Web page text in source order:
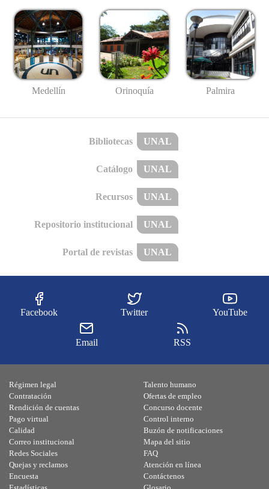
Medellín Orinoquía Palmira
Bibliotecas UNAL
Catálogo UNAL
Recursos UNAL
Repositorio institucional UNAL
Portal de revistas UNAL
Facebook Twitter YouTube
Email RSS
Régimen legal
Contratación
Rendición de cuentas
Pago virtual
Calidad
Talento humano
Ofertas de empleo
Concurso docente
Control interno
Buzón de notificaciones
Correo institucional
Redes Sociales
Quejas y reclamos
Encuesta
Mapa del sitio
FAQ
Atención en línea
Contáctenos